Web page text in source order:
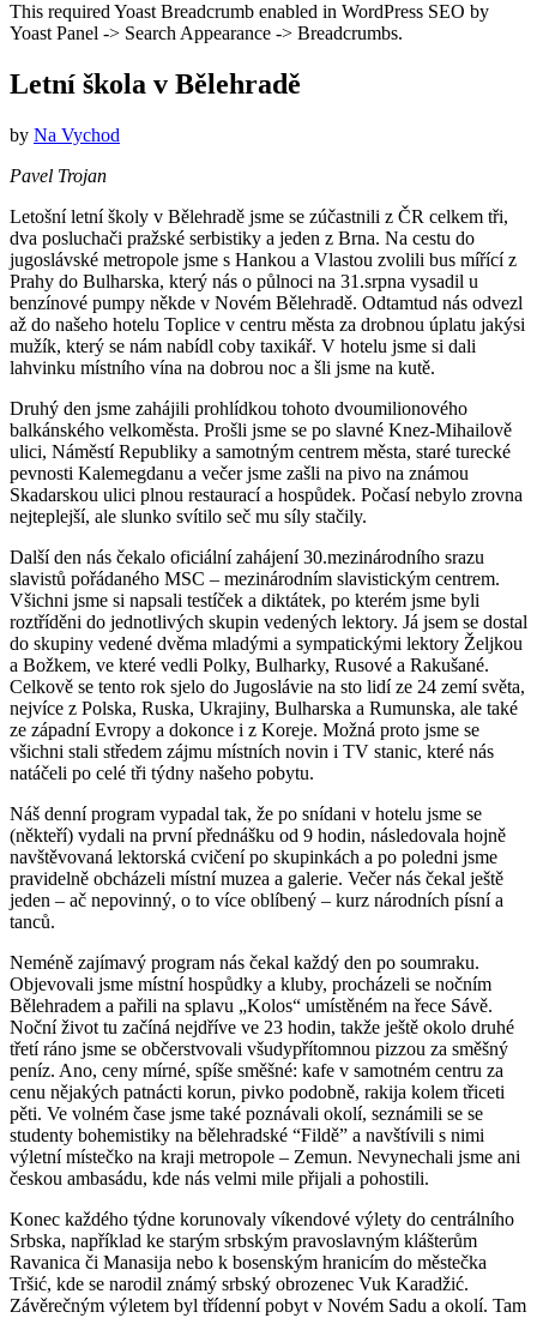
This required Yoast Breadcrumb enabled in WordPress SEO by
Yoast Panel -> Search Appearance -> Breadcrumbs.
Letní škola v Bělehradě
by Na Vychod
Pavel Trojan
Letošní letní školy v Bělehradě jsme se zúčastnili z ČR celkem tři,
dva posluchači pražské serbistiky a jeden z Brna. Na cestu do
jugoslávské metropole jsme s Hankou a Vlastou zvolili bus mířící z
Prahy do Bulharska, který nás o půlnoci na 31.srpna vysadil u
benzínové pumpy někde v Novém Bělehradě. Odtamtud nás odvezl
až do našeho hotelu Toplice v centru města za drobnou úplatu jakýsi
mužík, který se nám nabídl coby taxikář. V hotelu jsme si dali
lahvinku místního vína na dobrou noc a šli jsme na kutě.
Druhý den jsme zahájili prohlídkou tohoto dvoumilionového
balkánského velkoměsta. Prošli jsme se po slavné Knez-Mihailově
ulici, Náměstí Republiky a samotným centrem města, staré turecké
pevnosti Kalemegdanu a večer jsme zašli na pivo na známou
Skadarskou ulici plnou restaurací a hospůdek. Počasí nebylo zrovna
nejteplejší, ale slunko svítilo seč mu síly stačily.
Další den nás čekalo oficiální zahájení 30.mezinárodního srazu
slavistů pořádaného MSC – mezinárodním slavistickým centrem.
Všichni jsme si napsali testíček a diktátek, po kterém jsme byli
roztříděni do jednotlivých skupin vedených lektory. Já jsem se dostal
do skupiny vedené dvěma mladými a sympatickými lektory Željkou
a Božkem, ve které vedli Polky, Bulharky, Rusové a Rakušané.
Celkově se tento rok sjelo do Jugoslávie na sto lidí ze 24 zemí světa,
nejvíce z Polska, Ruska, Ukrajiny, Bulharska a Rumunska, ale také
ze západní Evropy a dokonce i z Koreje. Možná proto jsme se
všichni stali středem zájmu místních novin i TV stanic, které nás
natáčeli po celé tři týdny našeho pobytu.
Náš denní program vypadal tak, že po snídani v hotelu jsme se
(někteří) vydali na první přednášku od 9 hodin, následovala hojně
navštěvovaná lektorská cvičení po skupinkách a po poledni jsme
pravidelně obcházeli místní muzea a galerie. Večer nás čekal ještě
jeden – ač nepovinný, o to více oblíbený – kurz národních písní a
tanců.
Neméně zajímavý program nás čekal každý den po soumraku.
Objevovali jsme místní hospůdky a kluby, procházeli se nočním
Bělehradem a pařili na splavu „Kolos“ umístěném na řece Sávě.
Noční život tu začíná nejdříve ve 23 hodin, takže ještě okolo druhé
třetí ráno jsme se občerstvovali všudypřítomnou pizzou za směšný
peníz. Ano, ceny mírné, spíše směšné: kafe v samotném centru za
cenu nějakých patnácti korun, pivko podobně, rakija kolem třiceti
pěti. Ve volném čase jsme také poznávali okolí, seznámili se se
studenty bohemistiky na bělehradské “Fildě” a navštívili s nimi
výletní místečko na kraji metropole – Zemun. Nevynechali jsme ani
českou ambasádu, kde nás velmi mile přijali a pohostili.
Konec každého týdne korunovaly víkendové výlety do centrálního
Srbska, například ke starým srbským pravoslavným klášterům
Ravanica či Manasija nebo k bosenským hranicím do městečka
Tršić, kde se narodil známý srbský obrozenec Vuk Karadžić.
Závěrečným výletem byl třídenní pobyt v Novém Sadu a okolí. Tam